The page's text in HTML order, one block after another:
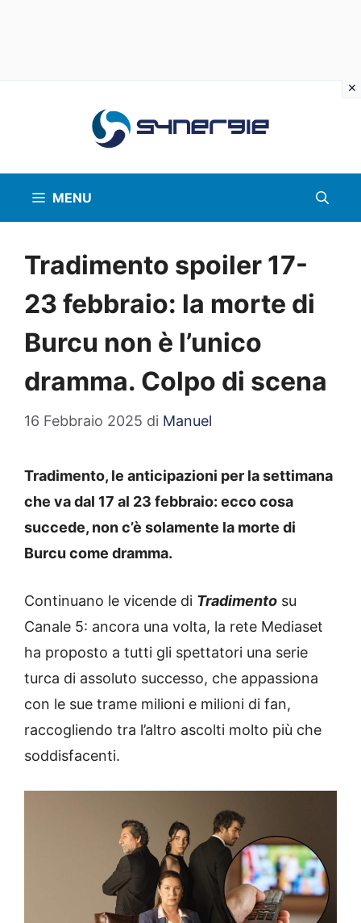
MENU
Tradimento spoiler 17-
23 febbraio: la morte di
Burcu non è l’unico
dramma. Colpo di scena
16 Febbraio 2025 di Manuel
Tradimento, le anticipazioni per la settimana
che va dal 17 al 23 febbraio: ecco cosa
succede, non c’è solamente la morte di
Burcu come dramma.
Continuano le vicende di Tradimento su
Canale 5: ancora una volta, la rete Mediaset
ha proposto a tutti gli spettatori una serie
turca di assoluto successo, che appassiona
con le sue trame milioni e milioni di fan,
raccogliendo tra l’altro ascolti molto più che
soddisfacenti.